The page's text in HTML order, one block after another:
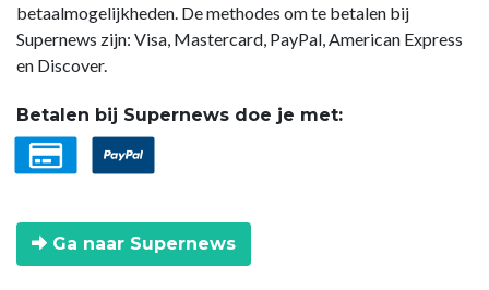
betaalmogelijkheden. De methodes om te betalen bij
Supernews zijn: Visa, Mastercard, PayPal, American Express
en Discover.
Betalen bij Supernews doe je met:
Ga naar Supernews